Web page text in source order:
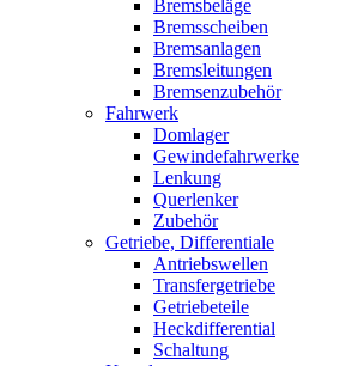
Bremsbeläge
Bremsscheiben
Bremsanlagen
Bremsleitungen
Bremsenzubehör
Fahrwerk
Domlager
Gewindefahrwerke
Lenkung
Querlenker
Zubehör
Getriebe, Differentiale
Antriebswellen
Transfergetriebe
Getriebeteile
Heckdifferential
Schaltung